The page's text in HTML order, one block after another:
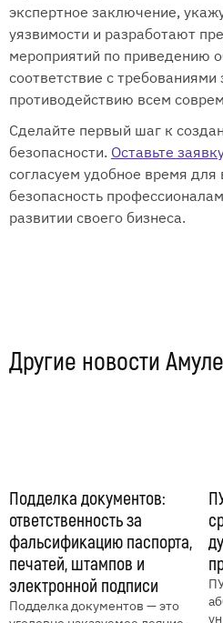
экспертное заключение,
уязвимости и разработают
мероприятий по приведению
соответствие с
противодействию всем
Сделайте первый шаг к
безопасности. Оставьте
согласуем удобное время для
безопасность
развитии своего бизнеса.
Другие новости
Подделка документов:
ответственность за
фальсификацию паспорта,
печатей, штампов и
электронной подписи
Подделка документов — это